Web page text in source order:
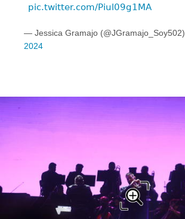
pic.twitter.com/Piul09g1MA
— Jessica Gramajo (@JGramajo_Soy502)
2024